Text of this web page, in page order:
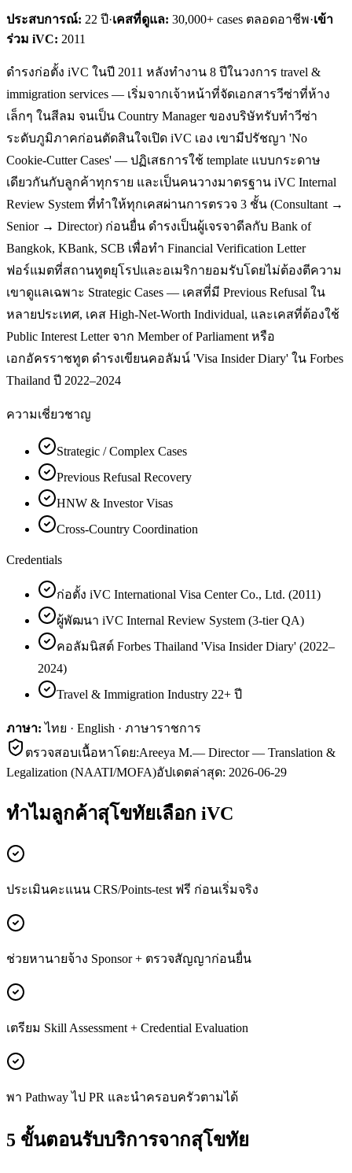
ประสบการณ์: 22 ปี·เคสที่ดูแล: 30,000+ cases ตลอดอาชีพ·เข้า
ร่วม iVC: 2011
ดำรงก่อตั้ง iVC ในปี 2011 หลังทำงาน 8 ปีในวงการ travel &
immigration services — เริ่มจากเจ้าหน้าที่จัดเอกสารวีซ่าที่ห้าง
เล็กๆ ในสีลม จนเป็น Country Manager ของบริษัทรับทำวีซ่า
ระดับภูมิภาคก่อนตัดสินใจเปิด iVC เอง เขามีปรัชญา 'No
Cookie-Cutter Cases' — ปฏิเสธการใช้ template แบบกระดาษ
เดียวกันกับลูกค้าทุกราย และเป็นคนวางมาตรฐาน iVC Internal
Review System ที่ทำให้ทุกเคสผ่านการตรวจ 3 ชั้น (Consultant →
Senior → Director) ก่อนยื่น ดำรงเป็นผู้เจรจาดีลกับ Bank of
Bangkok, KBank, SCB เพื่อทำ Financial Verification Letter
ฟอร์แมตที่สถานทูตยุโรปและอเมริกายอมรับโดยไม่ต้องตีความ
เขาดูแลเฉพาะ Strategic Cases — เคสที่มี Previous Refusal ใน
หลายประเทศ, เคส High-Net-Worth Individual, และเคสที่ต้องใช้
Public Interest Letter จาก Member of Parliament หรือ
เอกอัครราชทูต ดำรงเขียนคอลัมน์ 'Visa Insider Diary' ใน Forbes
Thailand ปี 2022–2024
ความเชี่ยวชาญ
Strategic / Complex Cases
Previous Refusal Recovery
HNW & Investor Visas
Cross-Country Coordination
Credentials
ก่อตั้ง iVC International Visa Center Co., Ltd. (2011)
ผู้พัฒนา iVC Internal Review System (3-tier QA)
คอลัมนิสต์ Forbes Thailand 'Visa Insider Diary' (2022–
2024)
Travel & Immigration Industry 22+ ปี
ภาษา: ไทย · English · ภาษาราชการ
ตรวจสอบเนื้อหาโดย:Areeya M.— Director — Translation &
Legalization (NAATI/MOFA)อัปเดตล่าสุด: 2026-06-29
ทำไมลูกค้าสุโขทัยเลือก iVC
ประเมินคะแนน CRS/Points-test ฟรี ก่อนเริ่มจริง
ช่วยหานายจ้าง Sponsor + ตรวจสัญญาก่อนยื่น
เตรียม Skill Assessment + Credential Evaluation
พา Pathway ไป PR และนำครอบครัวตามได้
5 ขั้นตอนรับบริการจากสุโขทัย